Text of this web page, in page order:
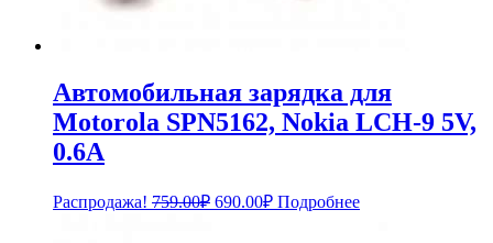
Автомобильная зарядка для
Motorola SPN5162, Nokia LCH-9 5V,
0.6A
Распродажа! 759.00₽ Первоначальная
690.00₽Текущая
цена:
Подробнее